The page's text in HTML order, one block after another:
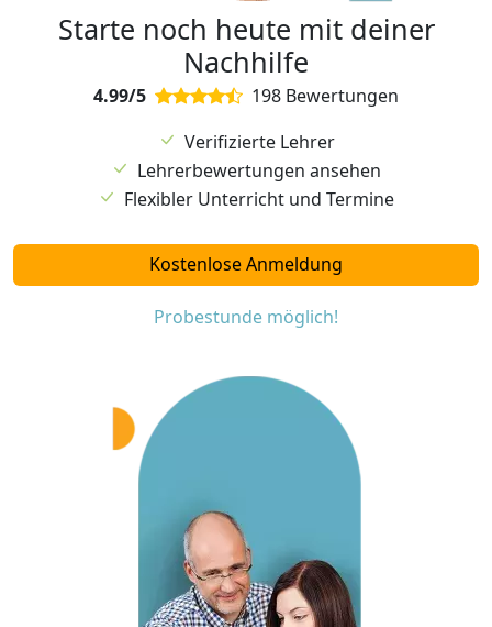
Starte noch heute mit deiner
Nachhilfe
4.99/5
198 Bewertungen
Verifizierte Lehrer
Lehrerbewertungen ansehen
Flexibler Unterricht und Termine
Kostenlose Anmeldung
Probestunde möglich!